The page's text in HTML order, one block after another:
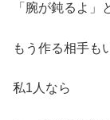
「腕が鈍るよ
もう作る相手も
私1人なら